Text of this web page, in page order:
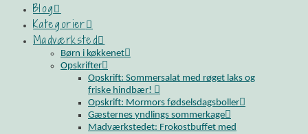
Blog
Kategorier
Madværksted
Børn i køkkenet
Opskrifter
Opskrift: Sommersalat med røget laks og
friske hindbær!
Opskrift: Mormors fødselsdagsboller
Gæsternes yndlings sommerkage
Madværkstedet: Frokostbuffet med